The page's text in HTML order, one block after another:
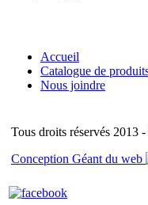
Accueil
Catalogue de
Nous joindre
Tous droits réservés 2013
Conception Géant du web